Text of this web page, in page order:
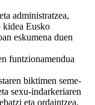
administratzea,
kidea Eusko
eskumena duen
funtzionamendua
biktimen seme-
sexu-indarkeriaren
eta ordaintzea,